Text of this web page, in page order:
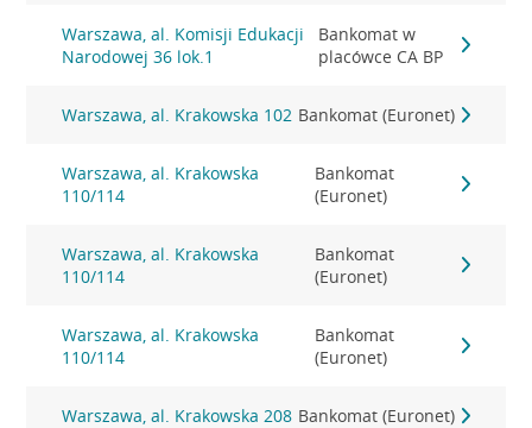
Warszawa, al. Komisji Edukacji
Narodowej 36 lok.1
Bankomat w
placówce CA BP
Warszawa, al. Krakowska 102 Bankomat (Euronet)
Warszawa, al. Krakowska
110/114
Bankomat
(Euronet)
Warszawa, al. Krakowska
110/114
Bankomat
(Euronet)
Warszawa, al. Krakowska
110/114
Bankomat
(Euronet)
Warszawa, al. Krakowska 208 Bankomat (Euronet)